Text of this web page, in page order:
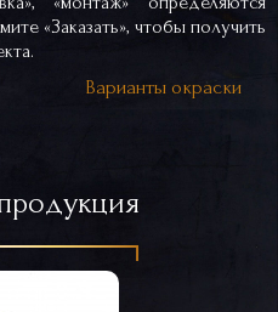
«Заказать», чтобы получить
Варианты окраски